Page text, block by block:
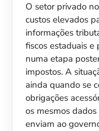
O setor privado
custos elevados
informações
fiscos estaduais e
numa etapa
impostos. A
ainda quando se
obrigações
os mesmos
enviam ao